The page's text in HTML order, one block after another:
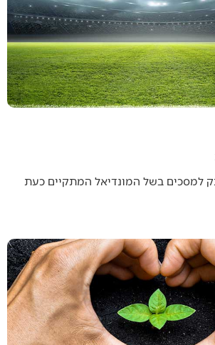
למסכים בשל המונדיאל המתקיים כעת